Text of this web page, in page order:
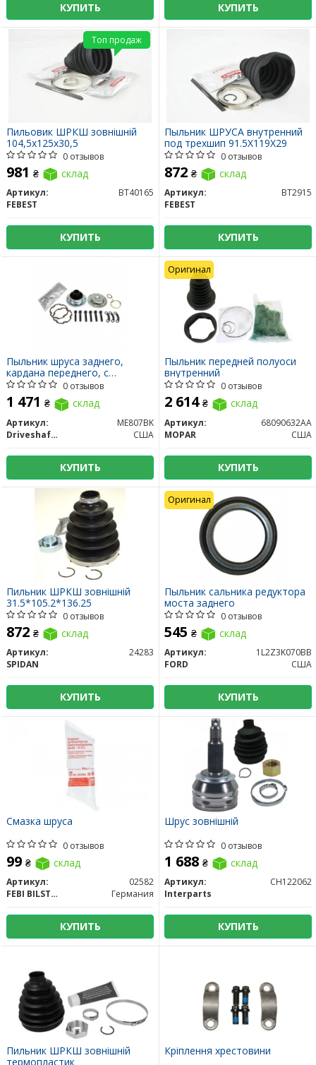
КУПИТЬ КУПИТЬ
Пильовик ШРКШ зовнішній
104,5х125х30,5
0 отзывов
981 ₴ склад
Артикул:
BT40165
FEBEST
КУПИТЬ
Топ продаж
Пыльник ШРУСА внутренний
под трехшип 91.5X119X29
0 отзывов
872 ₴ склад
Артикул:
BT2915
FEBEST
КУПИТЬ
Пыльник шруса заднего,
кардана переднего, с
установочным комплектом
0 отзывов
1 471 ₴ склад
Артикул:
ME807BK
DriveshaftParts
США
КУПИТЬ
Пыльник передней полуоси
внутренний
0 отзывов
2 614 ₴ склад
Артикул:
68090632AA
MOPAR
США
КУПИТЬ
Оригинал
Пильник ШРКШ зовнiшнiй
31.5*105.2*136.25
0 отзывов
872 ₴ склад
Артикул:
24283
SPIDAN
КУПИТЬ
Пыльник сальника редуктора
моста заднего
0 отзывов
545 ₴ склад
Артикул:
1L2Z3K070BB
FORD
США
КУПИТЬ
Оригинал
Смазка шруса
0 отзывов
99 ₴ склад
Артикул:
02582
FEBI BILSTEIN
Германия
КУПИТЬ
Шрус зовнішній
0 отзывов
1 688 ₴ склад
Артикул:
CH122062
Interparts
КУПИТЬ
Пильник ШРКШ зовнiшнiй
термопластик
Кріплення хрестовини